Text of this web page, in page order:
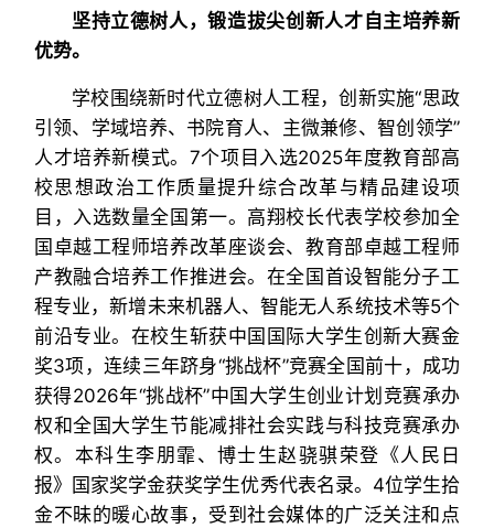
坚持立德树人，锻造拔尖创新人才自主培养新
优势。
学校围绕新时代立德树人工程，创新实施“思政
引领、学域培养、书院育人、主微兼修、智创领学”
人才培养新模式。7个项目入选2025年度教育部高
校思想政治工作质量提升综合改革与精品建设项
目，入选数量全国第一。高翔校长代表学校参加全
国卓越工程师培养改革座谈会、教育部卓越工程师
产教融合培养工作推进会。在全国首设智能分子工
程专业，新增未来机器人、智能无人系统技术等5个
前沿专业。在校生斩获中国国际大学生创新大赛金
奖3项，连续三年跻身“挑战杯”竞赛全国前十，成功
获得2026年“挑战杯”中国大学生创业计划竞赛承办
权和全国大学生节能减排社会实践与科技竞赛承办
权。本科生李朋霏、博士生赵骁骐荣登《人民日
报》国家奖学金获奖学生优秀代表名录。4位学生拾
金不昧的暖心故事，受到社会媒体的广泛关注和点